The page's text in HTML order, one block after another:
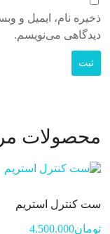
ذخیره نام، ایمیل و
دیدگاهی می‌نویسم.
محصولات
ست کنترل استریم
تومان4.500.000